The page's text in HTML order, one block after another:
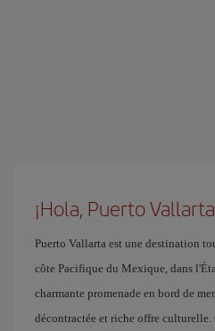
¡Hola, Puerto
Puerto Vallarta est une destination
côte Pacifique du Mexique, dans
charmante promenade en bord de
décontractée et riche offre culturelle.